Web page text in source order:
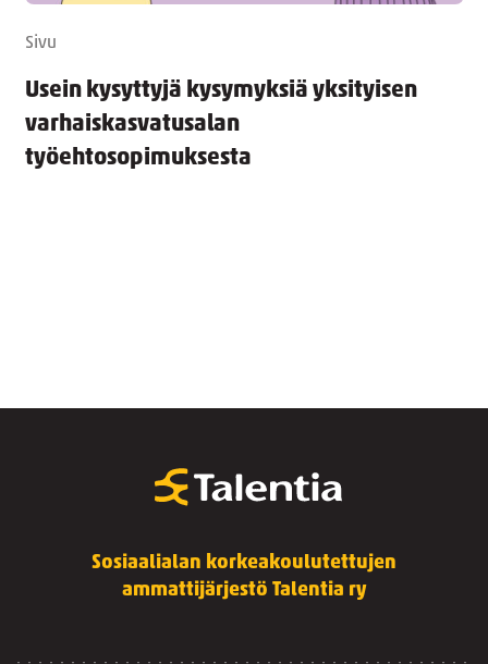
Sivu
Usein kysyttyjä kysymyksiä yksityisen
varhaiskasvatusalan
työehtosopimuksesta
Sosiaalialan korkeakoulutettujen
ammattijärjestö Talentia ry